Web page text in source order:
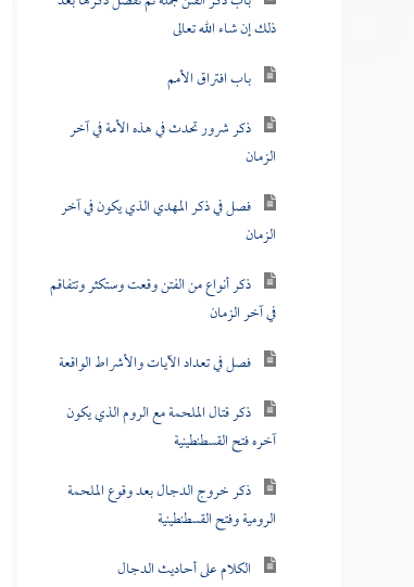
ذلك إن شاء الله تعالى
باب افتراق الأمم
ذكر شرور تحدث في هذه الأمة في آخر
الزمان
فصل في ذكر المهدي الذي يكون في آخر
الزمان
ذكر أنواع من الفتن وقعت وستكثر وتتفاقم
في آخر الزمان
فصل في تعداد الآيات والأشراط الواقعة
ذكر قتال الملحمة مع الروم الذي يكون
آخره فتح القسطنطينية
ذكر خروج الدجال بعد وقوع الملحمة
الرومية وفتح القسطنطينية
الكلام على أحاديث الدجال